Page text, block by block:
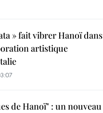
» fait vibrer Hanoï dans
artistique
de Hanoï" : un nouveau